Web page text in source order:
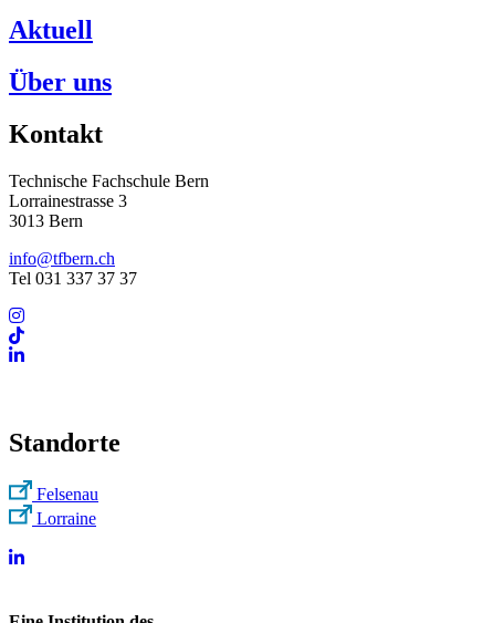
Aktuell
Über uns
Kontakt
Technische Fachschule Bern
Lorrainestrasse 3
3013 Bern
info@tfbern.ch
Tel 031 337 37 37
Standorte
Felsenau
Lorraine